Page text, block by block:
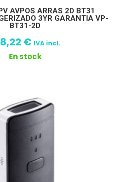
AVPOS ARRAS 2D BT31
3YR GARANTIA VP-
BT31-2D
€ IVA incl.
En stock